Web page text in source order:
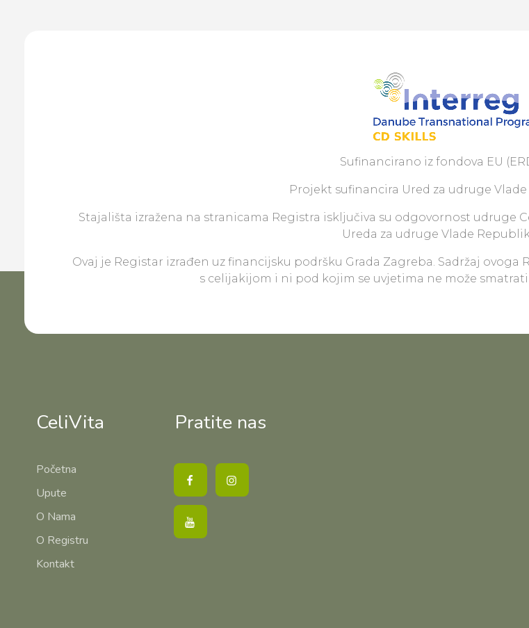
Sufinancirano iz fondova EU
Projekt sufinancira Ured za udruge
Stajališta izražena na stranicama Registra isključiva su odgovornost udruge
Ureda za udruge Vlade
Ovaj je Registar izrađen uz financijsku podršku Grada Zagreba. Sadržaj
s celijakijom i ni pod kojim se uvjetima ne može
CeliVita
Početna
Upute
O Nama
O Registru
Kontakt
Pratite nas